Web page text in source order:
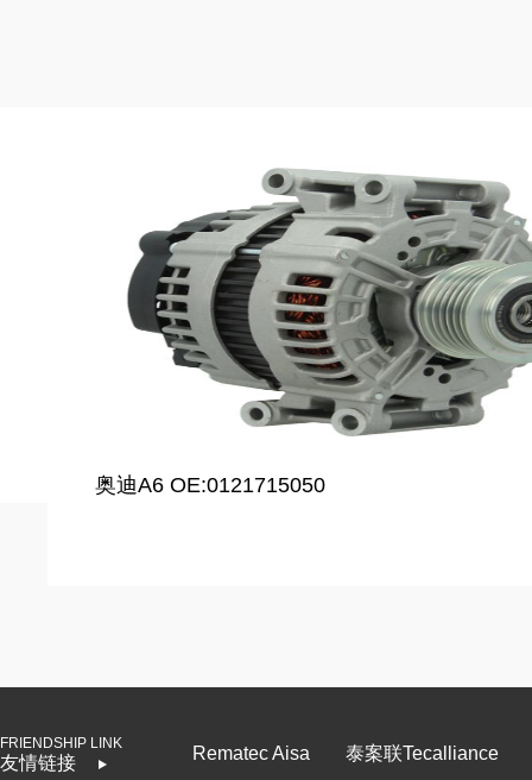
奥迪A6 OE:0121715050
FRIENDSHIP LINK
友情链接 Rematec Aisa 泰案联Tecalliance